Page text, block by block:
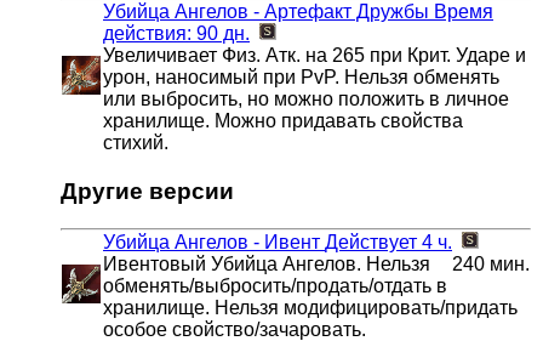
Убийца Ангелов - Артефакт Дружбы Время
действия: 90 дн.
Увеличивает Физ. Атк. на 265 при Крит. Ударе и
урон, наносимый при PvP. Нельзя обменять
или выбросить, но можно положить в личное
хранилище. Можно придавать свойства
стихий.
Другие версии
Убийца Ангелов - Ивент Действует 4 ч.
240 мин.
Ивентовый Убийца Ангелов. Нельзя
обменять/выбросить/продать/отдать в
хранилище. Нельзя модифицировать/придать
особое свойство/зачаровать.